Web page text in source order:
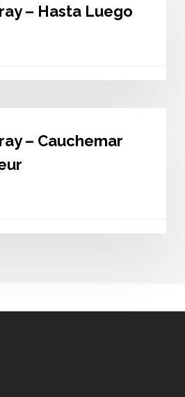
– Hasta Luego
– Cauchemar